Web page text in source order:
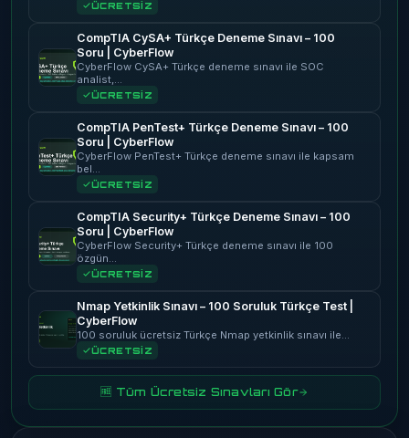
ÜCRETSİZ
CompTIA CySA+ Türkçe Deneme Sınavı – 100
Soru | CyberFlow
CyberFlow CySA+ Türkçe deneme sınavı ile SOC
analist,…
ÜCRETSİZ
CompTIA PenTest+ Türkçe Deneme Sınavı – 100
Soru | CyberFlow
CyberFlow PenTest+ Türkçe deneme sınavı ile kapsam
bel…
ÜCRETSİZ
CompTIA Security+ Türkçe Deneme Sınavı – 100
Soru | CyberFlow
CyberFlow Security+ Türkçe deneme sınavı ile 100
özgün…
ÜCRETSİZ
Nmap Yetkinlik Sınavı – 100 Soruluk Türkçe Test |
CyberFlow
100 soruluk ücretsiz Türkçe Nmap yetkinlik sınavı ile…
ÜCRETSİZ
🆓 Tüm Ücretsiz Sınavları Gör